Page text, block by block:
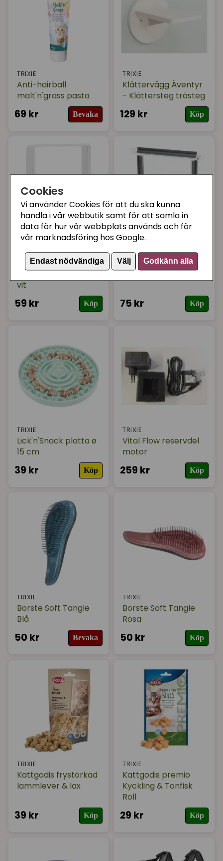
Cookies
Vi använder Cookies för att du ska kunna
handla i vår webbutik samt för att samla in
data för hur vår webbplats används och för
vår marknadsföring hos Google.
Endast nödvändiga Välj Godkänn alla
TRIXIE
Anti-hairball
malt'n'grass pasta
69 kr Bevaka
TRIXIE
Klättervägg Äventyr
- Klättersteg trästeg
129 kr Köp
TRIXIE
Kattlucka 4-vägs
extra stor -
förlängningsstunnel
vit
59 kr Köp
TRIXIE
Kattlucka reservdel
svänglucka, Trixie
(stor)
75 kr Köp
TRIXIE
Lick'n'Snack platta ø
15 cm
39 kr Köp
TRIXIE
Vital Flow reservdel
motor
259 kr Köp
TRIXIE
Borste Soft Tangle
Blå
50 kr Bevaka
TRIXIE
Borste Soft Tangle
Rosa
50 kr Köp
TRIXIE
Kattgodis frystorkad
lammlever & lax
39 kr Köp
TRIXIE
Kattgodis premio
Kyckling & Tonfisk
Roll
29 kr Köp